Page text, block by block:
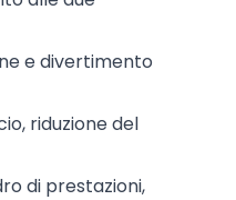
e divertimento
riduzione del
di prestazioni,